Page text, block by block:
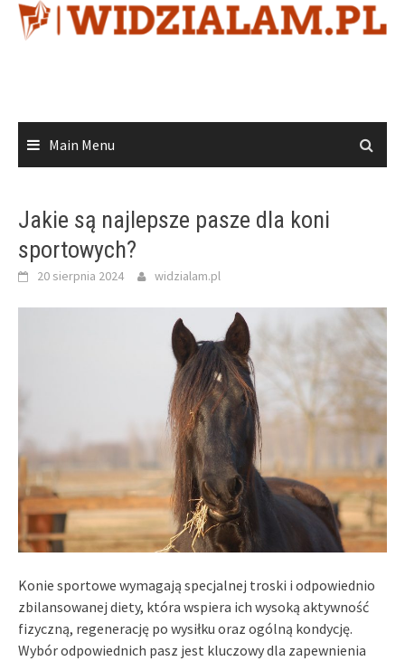
Skip
Main Menu
Jakie są najlepsze pasze dla koni
sportowych?
20 sierpnia 2024 widzialam.pl
Konie sportowe wymagają specjalnej troski i odpowiednio
zbilansowanej diety, która wspiera ich wysoką aktywność
fizyczną, regenerację po wysiłku oraz ogólną kondycję.
Wybór odpowiednich pasz jest kluczowy dla zapewnienia